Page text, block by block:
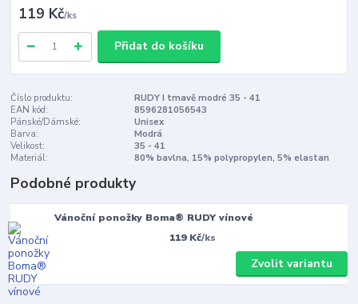
119 Kč/ks
Přidat do košíku
Číslo produktu:
RUDY I tmavě modré 35 - 41
EAN kód:
8596281056543
Pánské/Dámské:
Unisex
Barva:
Modrá
Velikost:
35 - 41
Materiál:
80% bavlna, 15% polypropylen, 5% elastan
Podobné produkty
Vánoční ponožky Boma® RUDY vínové
119 Kč/ks
Zvolit variantu